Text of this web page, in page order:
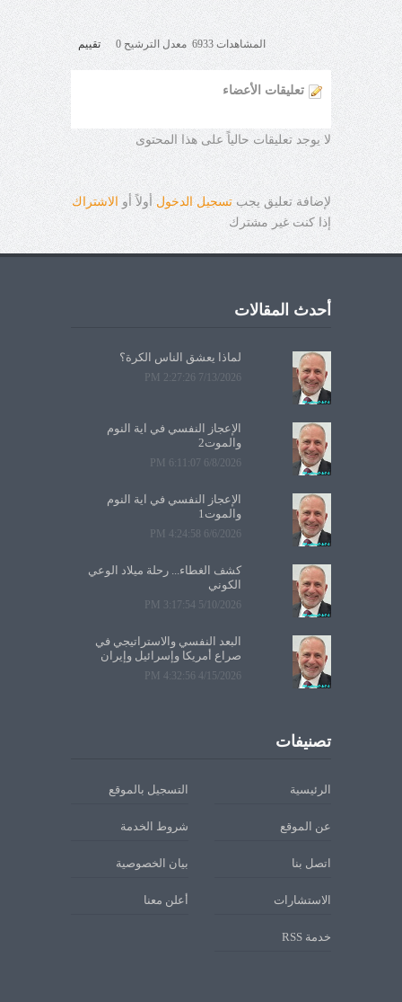
المشاهدات 6933 معدل الترشيح 0 تقييم
تعليقات الأعضاء
لا يوجد تعليقات حالياً على هذا المحتوى
لإضافة تعليق يجبتسجيل الدخول أولاً أو
الاشتراك
إذا كنت غير مشترك
أحدث المقالات
لماذا يعشق الناس الكرة؟
7/13/2026 2:27:26 PM
الإعجاز النفسي في آية النوم
والموت2
6/8/2026 6:11:07 PM
الإعجاز النفسي في آية النوم
والموت1
6/6/2026 4:24:58 PM
كشف الغطاء... رحلة ميلاد الوعي
الكوني
5/10/2026 3:17:54 PM
البعد النفسي والاستراتيجي في
صراع أمريكا وإسرائيل وإيران
4/15/2026 4:32:56 PM
تصنيفات
الرئيسية التسجيل بالموقع
عن الموقع شروط الخدمة
اتصل بنا بيان الخصوصية
الاستشارات أعلن معنا
خدمة RSS